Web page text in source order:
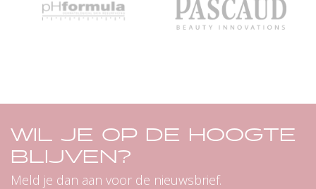
WIL JE OP DE HOOGTE
BLIJVEN?
Meld je dan aan voor de nieuwsbrief.